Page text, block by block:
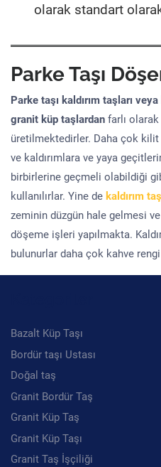
olarak standart
Parke Taşı
Parke taşı kaldırım taşları
granit küp taşlardan farlı
üretilmektedirler. Daha çok
ve kaldırımlara ve yaya
birbirlerine geçmeli olabildiği
kullanılırlar. Yine de kaldırım
zeminin düzgün hale gelmesi
döşeme işleri yapılmakta.
bulunurlar daha çok kahve
Bazalt Küp Taşı
Bordür taşı Ustası
Doğal taş
Granit Bordür Taş
Granit Küp Taş
Granit Küp Taşı
Granit Taş İşçiliği